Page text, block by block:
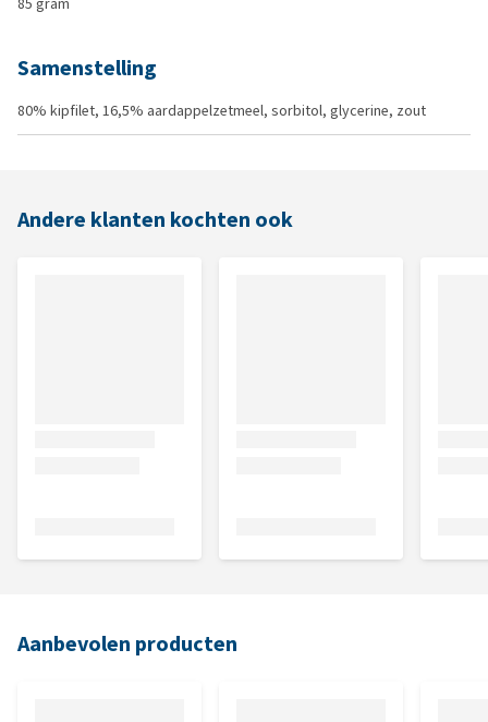
Samenstelling
80% kipfilet, 16,5% aardappelzetmeel, sorbitol, glycerine, zout
Andere klanten kochten ook
Aanbevolen producten